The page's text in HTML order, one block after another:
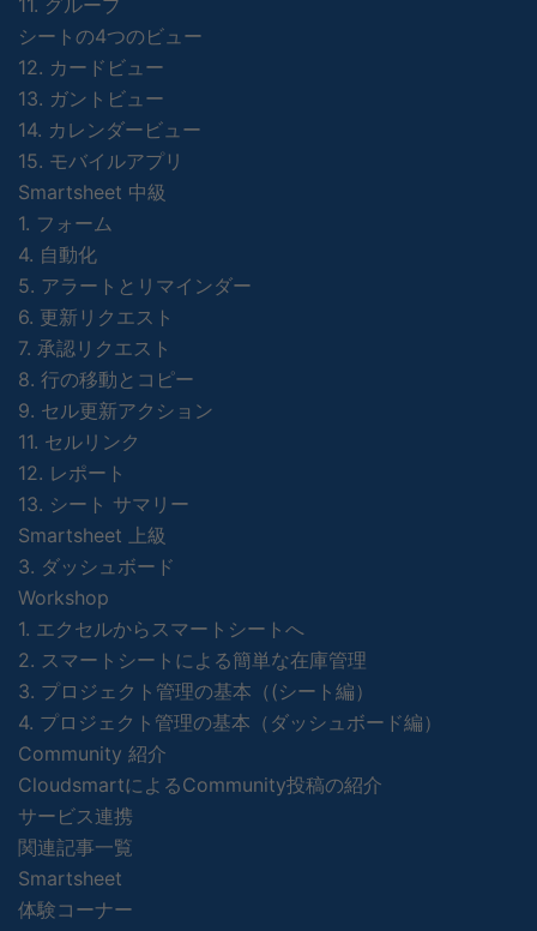
11. グループ
シートの4つのビュー
12. カードビュー
13. ガントビュー
14. カレンダービュー
15. モバイルアプリ
Smartsheet 中級
1. フォーム
4. 自動化
5. アラートとリマインダー
6. 更新リクエスト
7. 承認リクエスト
8. 行の移動とコピー
9. セル更新アクション
11. セルリンク
12. レポート
13. シート サマリー
Smartsheet 上級
3. ダッシュボード
Workshop
1. エクセルからスマートシートへ
2. スマートシートによる簡単な在庫管理
3. プロジェクト管理の基本（(シート編）
4. プロジェクト管理の基本（ダッシュボード編）
Community 紹介
CloudsmartによるCommunity投稿の紹介
サービス連携
関連記事一覧
Smartsheet
体験コーナー